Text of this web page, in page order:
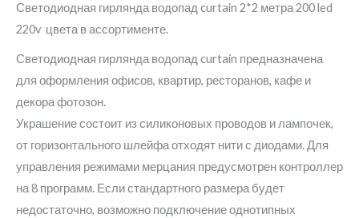
Светодиодная гирлянда водопад curtain 2*2 метра 200 led
220v цвета в ассортименте.
Светодиодная гирлянда водопад curtain предназначена
для оформления офисов, квартир, ресторанов, кафе и
декора фотозон.
Украшение состоит из силиконовых проводов и лампочек,
от горизонтального шлейфа отходят нити с диодами. Для
управления режимами мерцания предусмотрен контроллер
на 8 программ. Если стандартного размера будет
недостаточно, возможно подключение однотипных